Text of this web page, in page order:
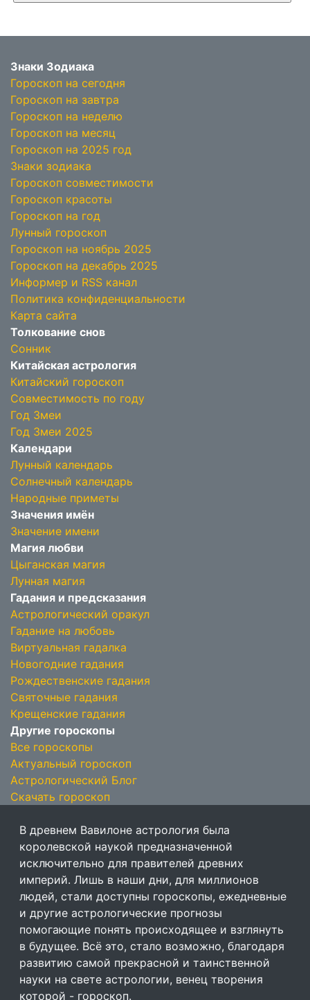
Знаки Зодиака
Гороскоп на сегодня
Гороскоп на завтра
Гороскоп на неделю
Гороскоп на месяц
Гороскоп на 2025 год
Знаки зодиака
Гороскоп совместимости
Гороскоп красоты
Гороскоп на год
Лунный гороскоп
Гороскоп на ноябрь 2025
Гороскоп на декабрь 2025
Информер и RSS канал
Политика конфиденциальности
Карта сайта
Толкование снов
Сонник
Китайская астрология
Китайский гороскоп
Совместимость по году
Год Змеи
Год Змеи 2025
Календари
Лунный календарь
Солнечный календарь
Народные приметы
Значения имён
Значение имени
Магия любви
Цыганская магия
Лунная магия
Гадания и предсказания
Астрологический оракул
Гадание на любовь
Виртуальная гадалка
Новогодние гадания
Рождественские гадания
Святочные гадания
Крещенские гадания
Другие гороскопы
Все гороскопы
Актуальный гороскоп
Астрологический Блог
Скачать гороскоп
В древнем Вавилоне астрология была
королевской наукой предназначенной
исключительно для правителей древних
империй. Лишь в наши дни, для миллионов
людей, стали доступны гороскопы, ежедневные
и другие астрологические прогнозы
помогающие понять происходящее и взглянуть
в будущее. Всё это, стало возможно, благодаря
развитию самой прекрасной и таинственной
науки на свете астрологии, венец творения
которой - гороскоп.